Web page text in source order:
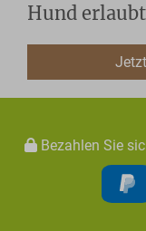
Hund
Bezahlen Sie